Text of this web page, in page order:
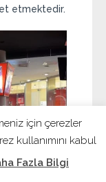
etmektedir.
için çerezler
kullanımını kabul
Fazla Bilgi